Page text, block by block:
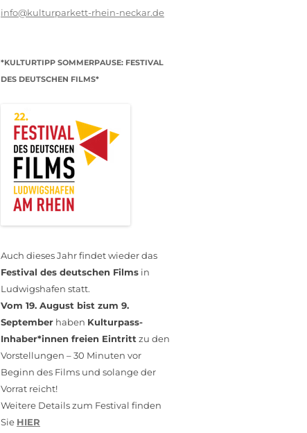
info@kulturparkett-rhein-neckar.de
*KULTURTIPP SOMMERPAUSE: FESTIVAL
DES DEUTSCHEN FILMS*
Auch dieses Jahr findet wieder das
Festival des deutschen Films in
Ludwigshafen statt.
Vom 19. August bist zum 9.
September haben Kulturpass-
Inhaber*innen freien Eintritt zu den
Vorstellungen – 30 Minuten vor
Beginn des Films und solange der
Vorrat reicht!
Weitere Details zum Festival finden
Sie HIER